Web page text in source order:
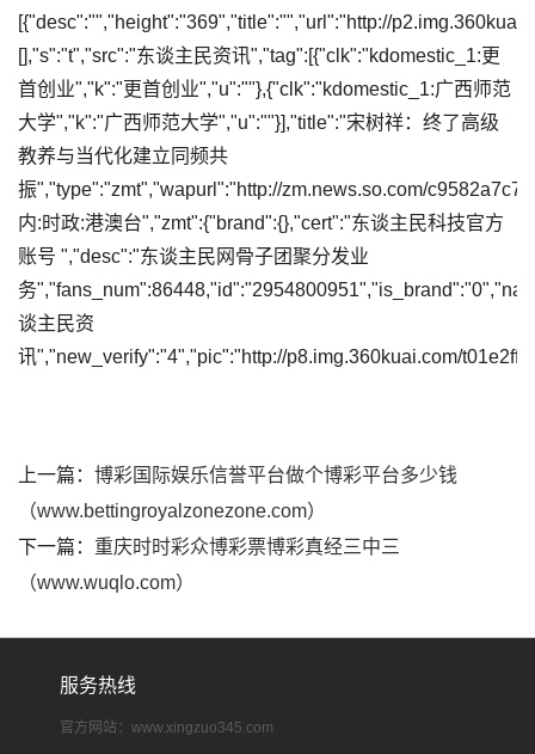
[{"desc":"","height":"369","title":"","url":"http://
[],"s":"t","src":"东谈主民资讯","tag":[{"clk":"kdomestic_1:更
首创业","k":"更首创业","u":""},{"clk":"kdomestic_1:广西师范
大学","k":"广西师范大学","u":""}],"title":"宋树祥：终了高级
教养与当代化建立同频共
振","type":"zmt","wapurl":"http://zm.news.so.com/
内:时政:港澳台","zmt":{"brand":{},"cert":"东谈主民科技官方
账号 ","desc":"东谈主民网骨子团聚分发业
务
谈主民资
讯","new_verify":"4","pic":"http://p8.img.360kuai.com/
上一篇： 博彩国际娱乐信誉平台做个博彩平台多少钱
（www.bettingroyalzonezone.com）
下一篇： 重庆时时彩众博彩票博彩真经三中三
（www.wuqlo.com）
服务热线
官方网站：www.xingzuo345.com